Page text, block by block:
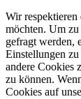
Wir
möchten. Um
gefragt werden,
Einstellungen
andere Cookies
zu können.
Cookies auf